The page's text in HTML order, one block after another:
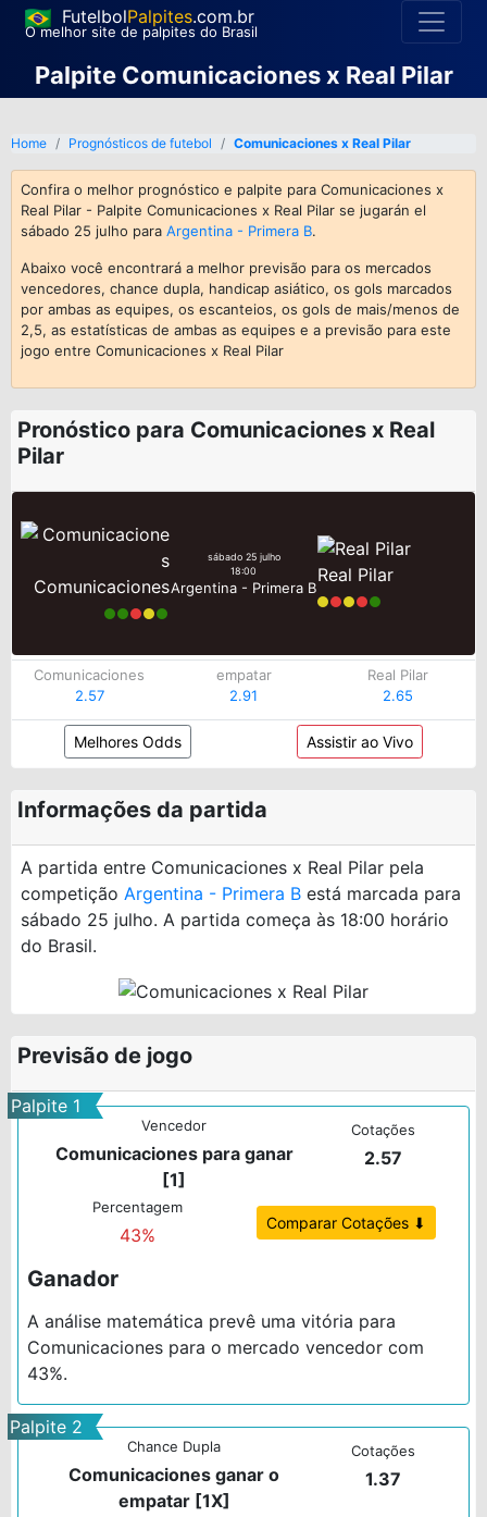
FutelbolPalpites.com.br
O melhor site de palpites do Brasil
Palpite Comunicaciones x Real Pilar
Home Prognósticos de futebol Comunicaciones x Real Pilar
Confira o melhor prognóstico e palpite para Comunicaciones x
Real Pilar - Palpite Comunicaciones x Real Pilar se jugarán el
sábado 25 julho para Argentina - Primera B.
Abaixo você encontrará a melhor previsão para os mercados
vencedores, chance dupla, handicap asiático, os gols marcados
por ambas as equipes, os escanteios, os gols de mais/menos de
2,5, as estatísticas de ambas as equipes e a previsão para este
jogo entre Comunicaciones x Real Pilar
Pronóstico para Comunicaciones x Real
Pilar
Comunicaciones
sábado 25 julho
18:00
Argentina - Primera B
Real Pilar
Comunicaciones
2.57
empatar
2.91
Real Pilar
2.65
Melhores Odds Assistir ao Vivo
Informações da partida
A partida entre Comunicaciones x Real Pilar pela
competição Argentina - Primera B está marcada para
sábado 25 julho. A partida começa às 18:00 horário
do Brasil.
Previsão de jogo
Palpite 1
Vencedor
Comunicaciones para ganar
[1]
Cotações
2.57
Percentagem
43%
Comparar Cotações ⬇
Ganador
A análise matemática prevê uma vitória para
Comunicaciones para o mercado vencedor com
43%.
Palpite 2
Chance Dupla
Comunicaciones ganar o
empatar [1X]
Cotações
1.37